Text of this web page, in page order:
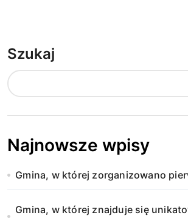
Szukaj
Najnowsze wpisy
Gmina, w której zorganizowano
Gmina, w której znajduje się